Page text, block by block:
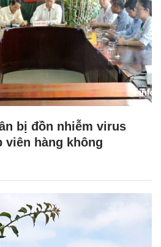
bị đồn nhiễm virus
viên hàng không